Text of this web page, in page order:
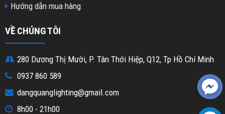
Hướng dẫn mua hàng
VỀ CHÚNG TÔI
280 Dương Thị Mười, P. Tân Thới Hiệp, Q12, Tp Hồ Chí Minh
0937 860 589
dangquanglighting@gmail.com
8h00 - 21h00